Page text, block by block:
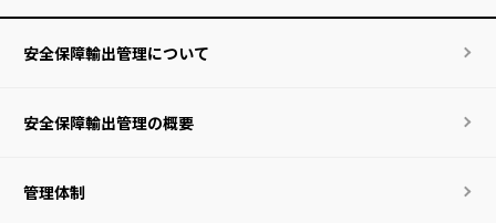
安全保障輸出管理について
安全保障輸出管理の概要
管理体制